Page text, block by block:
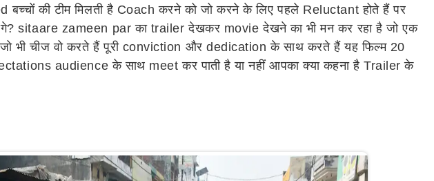
की टीम मिलती है Coach करने को जो करने के लिए पहले Reluctant होते हैं पर
sitaare zameen par का trailer देखकर movie देखने का भी मन कर रहा है जो एक
भी चीज वो करते हैं पूरी conviction और dedication के साथ करते हैं यह फिल्म 20
audience के साथ meet कर पाती है या नहीं आपका क्या कहना है Trailer के